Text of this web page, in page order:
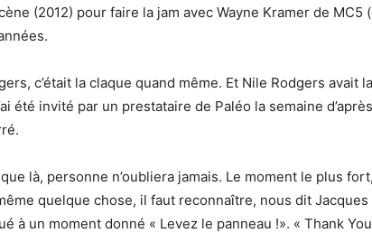
(2012) pour faire la jam avec Wayne Kramer de MC5
c’était la claque quand même. Et Nile Rodgers avait
été invité par un prestataire de Paléo la semaine
là, personne n’oubliera jamais. Le moment le plus
quelque chose, il faut reconnaître, nous dit
à un moment donné « Levez le panneau !». « Thank